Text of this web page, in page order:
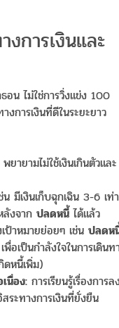
การเงินและ
อน ไม่ใช่การวิ่งแข่ง 100
การเงินที่ดีในระยะยาว
พยายามไม่ใช้เงินเกินตัวและ
น มีเงินเก็บฉุกเฉิน 3-6 เท่า
ลังจาก ปลดหนี้ ได้แล้ว
ป้าหมายย่อยๆ เช่น ปลดห
อเป็นกำลังใจในการเดินท
ดหนี้เพิ่ม)
นื่อง: การเรียนรู้เรื่องการ
ระทางการเงินที่ยั่งยืน